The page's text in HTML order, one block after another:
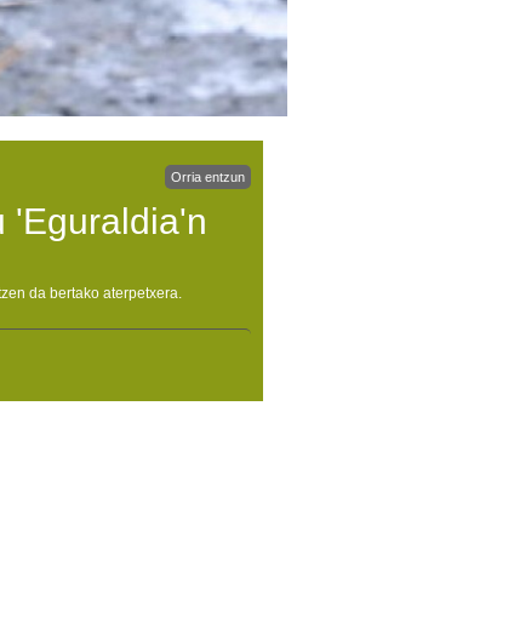
Orria entzun
'Eguraldia'n
da bertako aterpetxera.